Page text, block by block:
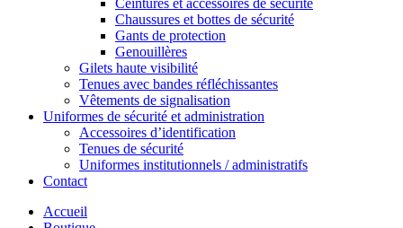
Chaussures et bottes de sécurité
Gants de protection
Genouillères
Gilets haute visibilité
Tenues avec bandes réfléchissantes
Vêtements de signalisation
Uniformes de sécurité et administration
Accessoires d’identification
Tenues de sécurité
Uniformes institutionnels / administratifs
Contact
Accueil